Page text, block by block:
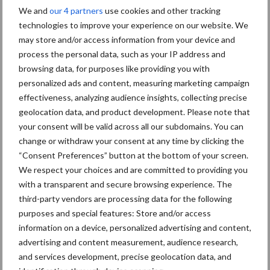
We and our 4 partners use cookies and other tracking
technologies to improve your experience on our website. We
may store and/or access information from your device and
process the personal data, such as your IP address and
browsing data, for purposes like providing you with
personalized ads and content, measuring marketing campaign
effectiveness, analyzing audience insights, collecting precise
geolocation data, and product development. Please note that
your consent will be valid across all our subdomains. You can
change or withdraw your consent at any time by clicking the
“Consent Preferences” button at the bottom of your screen.
We respect your choices and are committed to providing you
with a transparent and secure browsing experience. The
third-party vendors are processing data for the following
purposes and special features: Store and/or access
information on a device, personalized advertising and content,
advertising and content measurement, audience research,
and services development, precise geolocation data, and
genezen!”
Meer informatie over de producten
van UPL?
Crop Manager Kurt Put en Tom van Craenem
E:kurt.put@upl-ltd.com,
tom.vancraenem@upl-ltd.com
T: +32 (0) 470706746,
T + 32 (0) 479552645
W:www.upl-ltd.com/be
Meer artikelen over
“Hoge verwachtingen van
schijven voor kouters”